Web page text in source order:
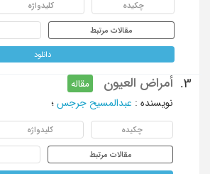
چکیده کلیدواژه
مقالات مرتبط
دانلود
3. أمراض العیون
مقاله
نویسنده : عبدالمسیح جرجس ؛
چکیده کلیدواژه
مقالات مرتبط